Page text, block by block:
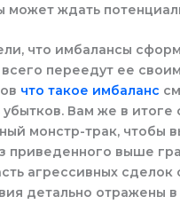
может ждать
что имбалансы
переедут ее
что такое имбаланс
Вам же в итоге
монстр-трак, чтобы
приведенного выше
агрессивных
детально отражены